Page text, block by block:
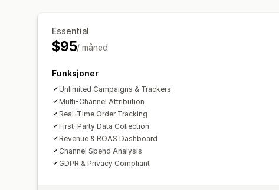
Essential
$95/ måned
Funksjoner
Unlimited Campaigns & Trackers
Multi-Channel Attribution
Real-Time Order Tracking
First-Party Data Collection
Revenue & ROAS Dashboard
Channel Spend Analysis
GDPR & Privacy Compliant